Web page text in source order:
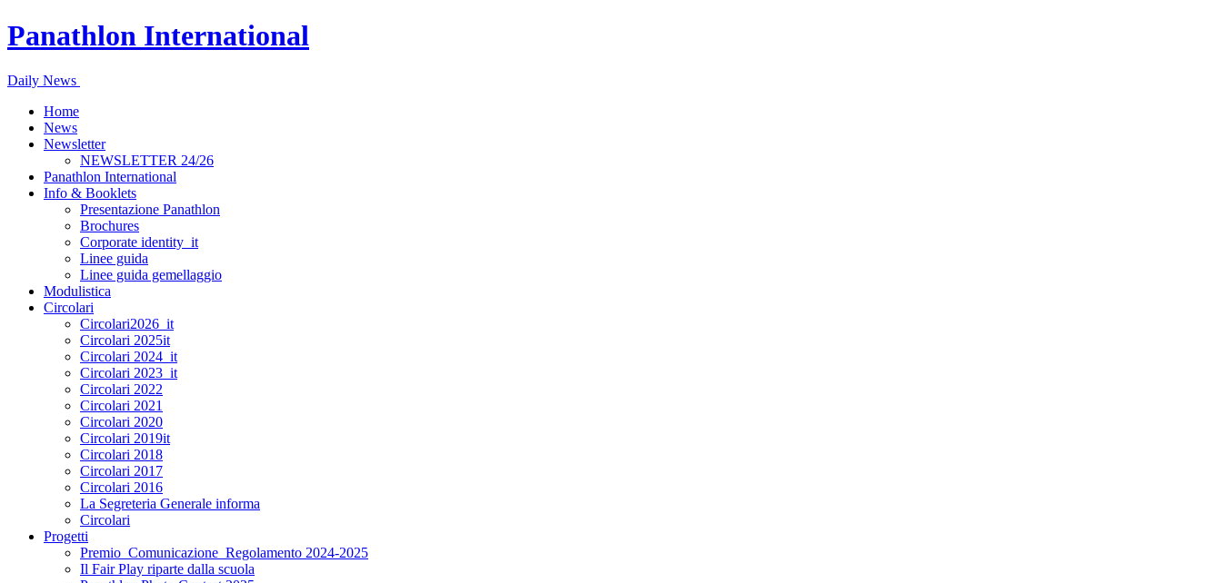
Panathlon International
Daily News
Home
News
Newsletter
NEWSLETTER 24/26
Panathlon International
Info & Booklets
Presentazione Panathlon
Brochures
Corporate identity_it
Linee guida
Linee guida gemellaggio
Modulistica
Circolari
Circolari2026_it
Circolari 2025it
Circolari 2024_it
Circolari 2023_it
Circolari 2022
Circolari 2021
Circolari 2020
Circolari 2019it
Circolari 2018
Circolari 2017
Circolari 2016
La Segreteria Generale informa
Circolari
Progetti
Premio_Comunicazione_Regolamento 2024-2025
Il Fair Play riparte dalla scuola